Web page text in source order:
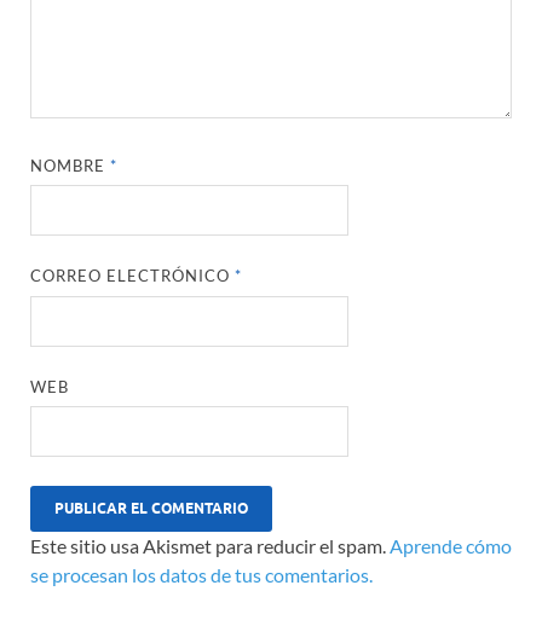
NOMBRE*
CORREO ELECTRÓNICO*
WEB
Este sitio usa Akismet para reducir el spam.Aprende cómo
se procesan los datos de tus comentarios.